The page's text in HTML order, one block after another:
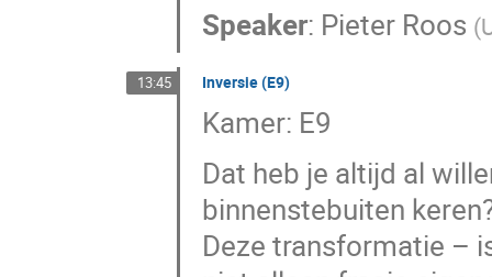
Speaker: Pieter Roos (
13:45 Inversie (E9)
Kamer: E9
Dat heb je altijd al
binnenstebuiten
Deze transformatie –